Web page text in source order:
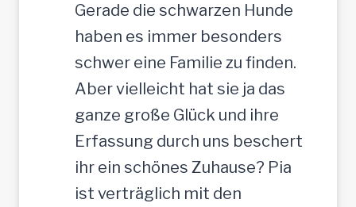
Gerade die schwarzen Hunde
haben es immer besonders
schwer eine Familie zu finden.
Aber vielleicht hat sie ja das
ganze große Glück und ihre
Erfassung durch uns beschert
ihr ein schönes Zuhause? Pia
ist verträglich mit den